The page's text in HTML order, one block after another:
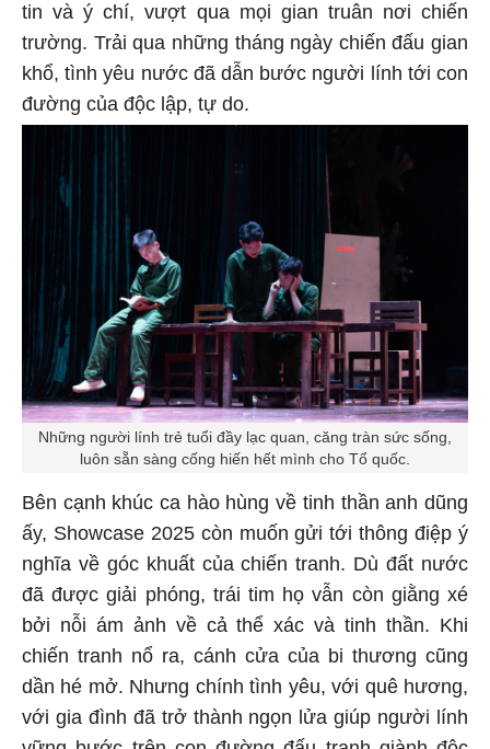
tin và ý chí, vượt qua mọi gian truân nơi chiến
trường. Trải qua những tháng ngày chiến đấu gian
khổ, tình yêu nước đã dẫn bước người lính tới con
đường của độc lập, tự do.
Những người lính trẻ tuổi đầy lạc quan, căng tràn sức sống,
luôn sẵn sàng cống hiến hết mình cho Tổ quốc.
Bên cạnh khúc ca hào hùng về tinh thần anh dũng
ấy, Showcase 2025 còn muốn gửi tới thông điệp ý
nghĩa về góc khuất của chiến tranh. Dù đất nước
đã được giải phóng, trái tim họ vẫn còn giằng xé
bởi nỗi ám ảnh về cả thể xác và tinh thần. Khi
chiến tranh nổ ra, cánh cửa của bi thương cũng
dần hé mở. Nhưng chính tình yêu, với quê hương,
với gia đình đã trở thành ngọn lửa giúp người lính